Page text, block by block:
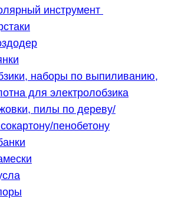
инструмент
наборы по выпиливанию,
для электролобзика
пилы по дереву/
пенобетону